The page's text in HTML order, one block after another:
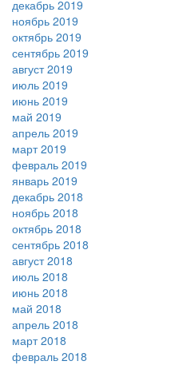
декабрь 2019
ноябрь 2019
октябрь 2019
сентябрь 2019
август 2019
июль 2019
июнь 2019
май 2019
апрель 2019
март 2019
февраль 2019
январь 2019
декабрь 2018
ноябрь 2018
октябрь 2018
сентябрь 2018
август 2018
июль 2018
июнь 2018
май 2018
апрель 2018
март 2018
февраль 2018